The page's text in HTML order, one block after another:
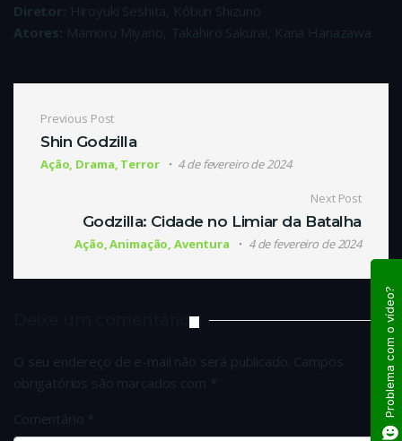
Diretor: Hiroyuki Seshita, Kôbun Shizuno
Atores: Mamoru Miyano, Takahiro Sakurai, Kana Hanazawa
Navegação de Post
Previous Post
Shin Godzilla
Ação, Drama, Terror 4 de fevereiro de 2024
Next Post
Godzilla: Cidade no Limiar da Batalha
Ação, Animação, Aventura 4 de fevereiro de 2024
Deixe um comentário
O seu endereço de e-mail não será publicado. Campos
obrigatórios são marcados com *
Comentário *
Problema com o vídeo?